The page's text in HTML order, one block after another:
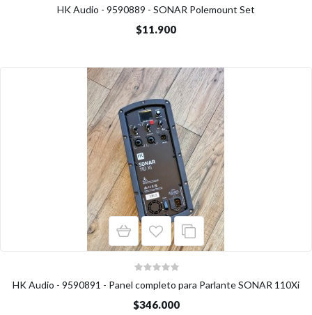
HK Audio - 9590889 - SONAR Polemount Set
$11.900
HK Audio - 9590891 - Panel completo para Parlante SONAR 110Xi
$346.000